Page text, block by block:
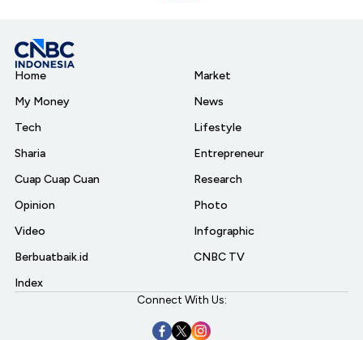
Home
My Money
Tech
Sharia
Cuap Cuap Cuan
Opinion
Video
Berbuatbaik.id
Index
Market
News
Lifestyle
Entrepreneur
Research
Photo
Infographic
CNBC TV
Connect With Us: